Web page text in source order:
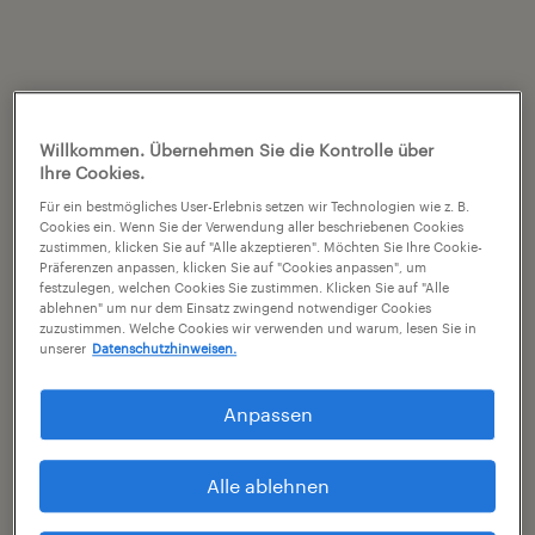
Willkommen. Übernehmen Sie die Kontrolle über
Ihre Cookies.
Für ein bestmögliches User-Erlebnis setzen wir Technologien wie z. B.
Cookies ein. Wenn Sie der Verwendung aller beschriebenen Cookies
zustimmen, klicken Sie auf "Alle akzeptieren". Möchten Sie Ihre Cookie-
Präferenzen anpassen, klicken Sie auf "Cookies anpassen", um
festzulegen, welchen Cookies Sie zustimmen. Klicken Sie auf "Alle
ablehnen" um nur dem Einsatz zwingend notwendiger Cookies
zuzustimmen. Welche Cookies wir verwenden und warum, lesen Sie in
unserer Datenschutzhinweisen.
Anpassen
Alle ablehnen